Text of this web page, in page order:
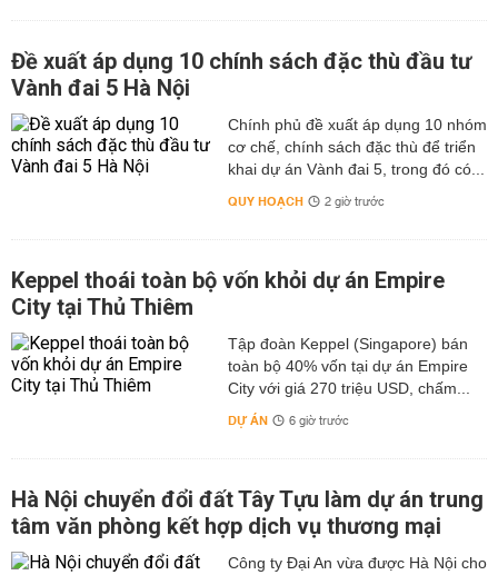
Đề xuất áp dụng 10 chính sách đặc thù đầu tư
Vành đai 5 Hà Nội
Chính phủ đề xuất áp dụng 10 nhóm
cơ chế, chính sách đặc thù để triển
khai dự án Vành đai 5, trong đó có...
QUY HOẠCH 2 giờ trước
Keppel thoái toàn bộ vốn khỏi dự án Empire
City tại Thủ Thiêm
Tập đoàn Keppel (Singapore) bán
toàn bộ 40% vốn tại dự án Empire
City với giá 270 triệu USD, chấm...
DỰ ÁN 6 giờ trước
Hà Nội chuyển đổi đất Tây Tựu làm dự án trung
tâm văn phòng kết hợp dịch vụ thương mại
Công ty Đại An vừa được Hà Nội cho